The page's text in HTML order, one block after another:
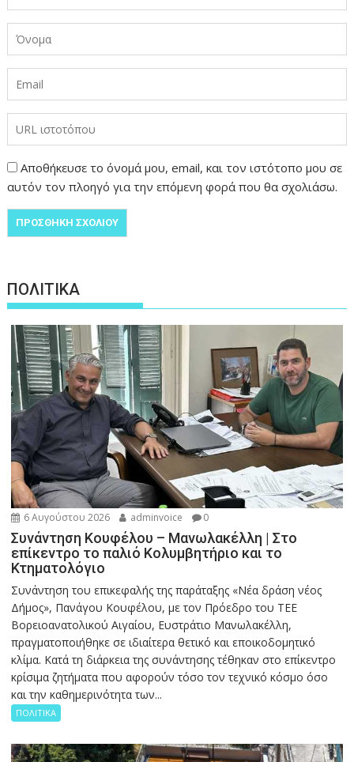
Αποθήκευσε το όνομά μου, email, και τον ιστότοπο μου σε
αυτόν τον πλοηγό για την επόμενη φορά που θα σχολιάσω.
ΠΟΛΙΤΙΚΑ
6 Αυγούστου 2026 adminvoice 0
Συνάντηση Κουφέλου – Μανωλακέλλη | Στο
επίκεντρο το παλιό Κολυμβητήριο και το
Κτηματολόγιο
Συνάντηση του επικεφαλής της παράταξης «Νέα δράση νέος
Δήμος», Πανάγου Κουφέλου, με τον Πρόεδρο του ΤΕΕ
Βορειοανατολικού Αιγαίου, Ευστράτιο Μανωλακέλλη,
πραγματοποιήθηκε σε ιδιαίτερα θετικό και εποικοδομητικό
κλίμα. Κατά τη διάρκεια της συνάντησης τέθηκαν στο επίκεντρο
κρίσιμα ζητήματα που αφορούν τόσο τον τεχνικό κόσμο όσο
και την καθημερινότητα των...
ΠΟΛΙΤΙΚΑ